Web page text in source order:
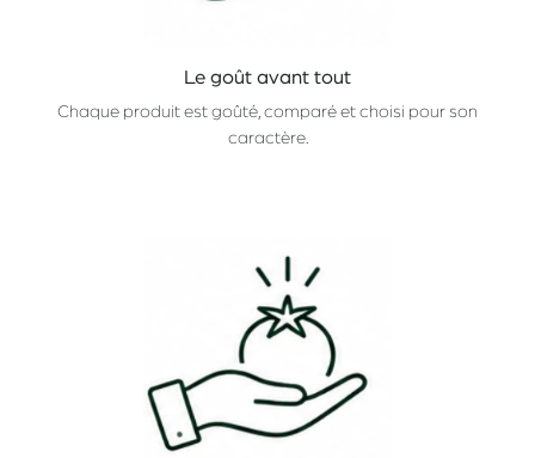
Le goût avant tout
Chaque produit est goûté, comparé et choisi pour son
caractère.